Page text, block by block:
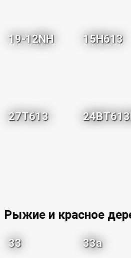
19-12NH 15H613
27T613
Рыжие и красное
33 33a